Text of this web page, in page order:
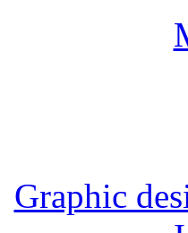
Graphic